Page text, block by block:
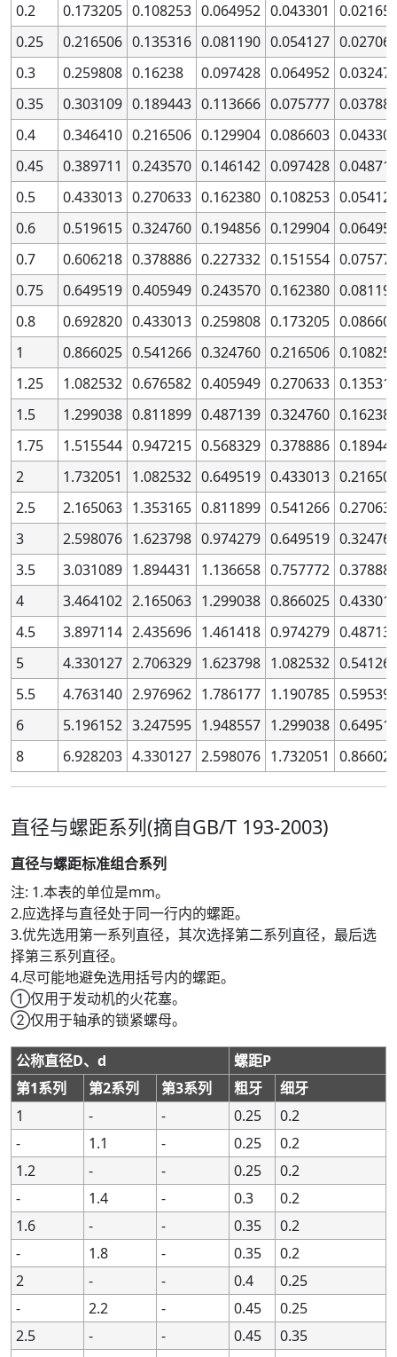
0.2
0.173205 0.108253 0.064952 0.043301
0.25
0.216506 0.135316 0.081190 0.054127
0.3
0.259808 0.16238 0.097428 0.064952
0.35
0.303109 0.189443 0.113666 0.075777
0.4
0.346410 0.216506 0.129904 0.086603
0.45
0.389711 0.243570 0.146142 0.097428
0.5
0.433013 0.270633 0.162380 0.108253
0.6
0.519615 0.324760 0.194856 0.129904
0.7
0.606218 0.378886 0.227332 0.151554
0.75
0.649519 0.405949 0.243570 0.162380 0.08119
0.8
0.692820 0.433013 0.259808 0.173205
1
0.866025 0.541266 0.324760 0.216506
1.25
1.082532 0.676582 0.405949 0.270633
1.5
1.299038 0.811899 0.487139 0.324760
1.75
1.515544 0.947215 0.568329 0.378886
2
1.732051 1.082532 0.649519 0.433013
2.5
2.165063 1.353165 0.811899 0.541266
3
2.598076 1.623798 0.974279 0.649519
3.5
3.031089 1.894431 1.136658 0.757772
4
3.464102 2.165063 1.299038 0.866025
4.5
3.897114 2.435696 1.461418 0.974279
5
4.330127 2.706329 1.623798 1.082532
5.5
4.763140 2.976962 1.786177 1.190785
6
5.196152 3.247595 1.948557 1.299038
8
6.928203 4.330127 2.598076 1.732051
直径与螺距系列(摘自GB/T 193-2003)
直径与螺距标准组合系列
注: 1.本表的单位是mm。
2.应选择与直径处于同一行内的螺距。
3.优先选用第一系列直径，其次选择第二系列直径，最后选
择第三系列直径。
4.尽可能地避免选用括号内的螺距。
①仅用于发动机的火花塞。
②仅用于轴承的锁紧螺母。
公称直径D、d
螺距P
第1系列
第2系列 第3系列 粗牙
细牙
1
- - 0.25
0.2
-
1.1 - 0.25
0.2
1.2
- - 0.25
0.2
-
1.4 - 0.3
0.2
1.6
- - 0.35
0.2
-
1.8 - 0.35
0.2
2
- - 0.4
0.25
-
2.2 - 0.45
0.25
2.5
- - 0.45
0.35
公称直径D、d
螺距P
第1系列
第2系列 第3系列 粗牙
细牙
1
- - 0.25
0.2
-
1.1 - 0.25
0.2
1.2
- - 0.25
0.2
-
1.4 - 0.3
0.2
1.6
- - 0.35
0.2
-
1.8 - 0.35
0.2
2
- - 0.4
0.25
-
2.2 - 0.45
0.25
2.5
- - 0.45
0.35